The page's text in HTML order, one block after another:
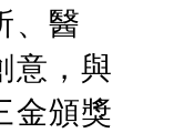
、醫
意，與
金頒獎